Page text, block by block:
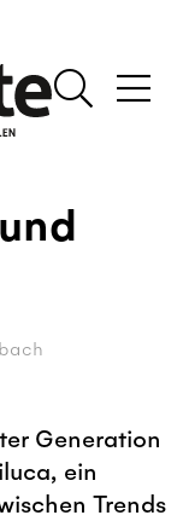
Generation
ein
Trends